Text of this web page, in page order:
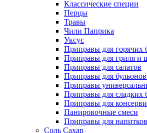
Классические специи
Перцы
Травы
Чили Паприка
Уксус
Приправы для горячих
Приправы для гриля и
Приправы для салатов
Приправы для
Приправы
Приправы для сладких
Приправы для
Панировочные смеси
Приправы для напитков
Соль Сахар